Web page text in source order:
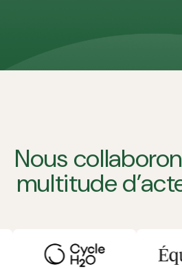
Nous
multitude